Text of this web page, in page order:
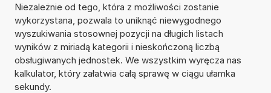
Niezależnie od tego, która z możliwości zostanie
wykorzystana, pozwala to uniknąć niewygodnego
wyszukiwania stosownej pozycji na długich listach
wyników z miriadą kategorii i nieskończoną liczbą
obsługiwanych jednostek. We wszystkim wyręcza nas
kalkulator, który załatwia całą sprawę w ciągu ułamka
sekundy.